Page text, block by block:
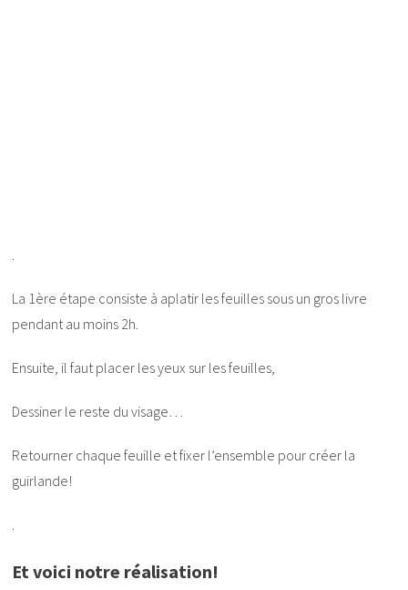
.
La 1ère étape consiste à aplatir les feuilles sous un gros livre
pendant au moins 2h.
Ensuite, il faut placer les yeux sur les feuilles,
Dessiner le reste du visage…
Retourner chaque feuille et fixer l’ensemble pour créer la
guirlande!
.
Et voici notre réalisation!